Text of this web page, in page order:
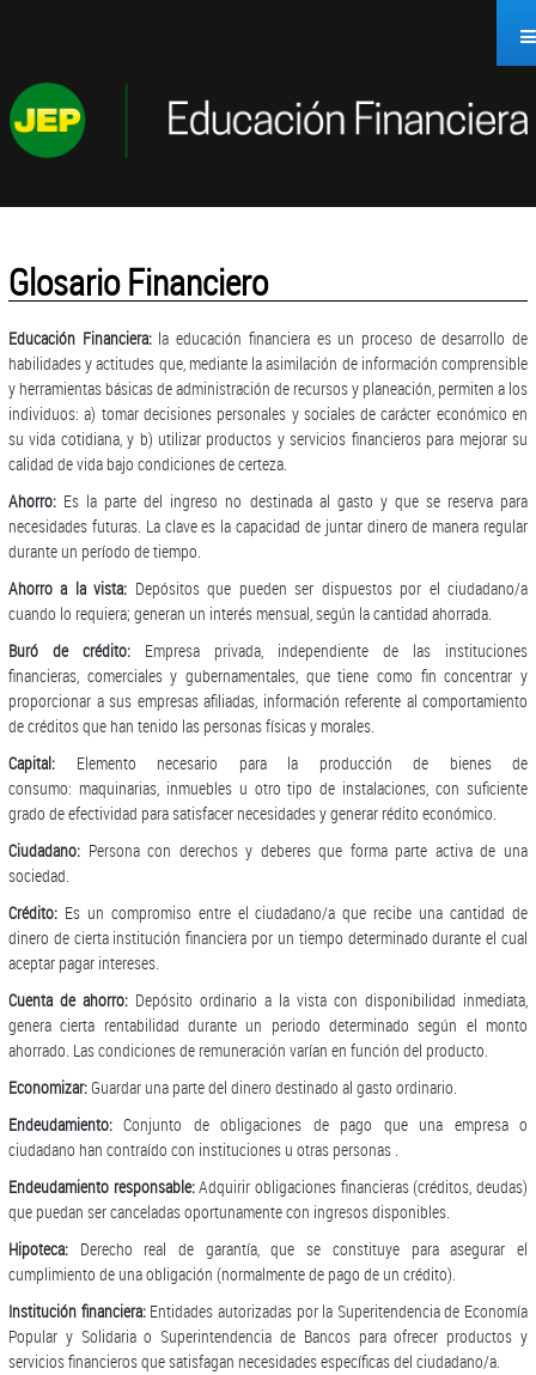
Glosario Financiero
Educación Financiera:la educación financiera es un proceso de desarrollo de
habilidades y actitudes que, mediante la asimilación de información comprensible
y herramientas básicas de administración de recursos y planeación, permiten a los
individuos: a) tomar decisiones personales y sociales de carácter económico en
su vida cotidiana, y b) utilizar productos y servicios financieros para mejorar su
calidad de vida bajo condiciones de certeza.
Ahorro: Es la parte del ingreso no destinada al gasto y que se reserva para
necesidades futuras. La clave es la capacidad de juntar dinero de manera regular
durante un período de tiempo.
Ahorro a la vista: Depósitos que pueden ser dispuestos por el ciudadano/a
cuando lo requiera; generan un interés mensual, según la cantidad ahorrada.
Buró de crédito: Empresa privada, independiente de las instituciones
financieras, comerciales y gubernamentales, que tiene como fin concentrar y
proporcionar a sus empresas afiliadas, información referente al comportamiento
de créditos que han tenido las personas físicas y morales.
Capital: Elemento necesario para la producción de bienes de
consumo: maquinarias, inmuebles u otro tipo de instalaciones, con suficiente
grado de efectividad para satisfacer necesidades y generar rédito económico.
Ciudadano: Persona con derechos y deberes que forma parte activa de una
sociedad.
Crédito: Es un compromiso entre el ciudadano/a que recibe una cantidad de
dinero de cierta institución financiera por un tiempo determinado durante el cual
aceptar pagar intereses.
Cuenta de ahorro: Depósito ordinario a la vista con disponibilidad inmediata,
genera cierta rentabilidad durante un periodo determinado según el monto
ahorrado. Las condiciones de remuneración varían en función del producto.
Economizar:Guardar una parte del dinero destinado al gasto ordinario.
Endeudamiento: Conjunto de obligaciones de pago que una empresa o
ciudadano han contraído con instituciones u otras personas .
Endeudamiento responsable:Adquirir obligaciones financieras (créditos, deudas)
que puedan ser canceladas oportunamente con ingresos disponibles.
Hipoteca: Derecho real de garantía, que se constituye para asegurar el
cumplimiento de una obligación (normalmente de pago de un crédito).
Institución financiera:Entidades autorizadas por la Superitendencia de Economía
Popular y Solidaria o Superintendencia de Bancos para ofrecer productos y
servicios financieros que satisfagan necesidades específicas del ciudadano/a.